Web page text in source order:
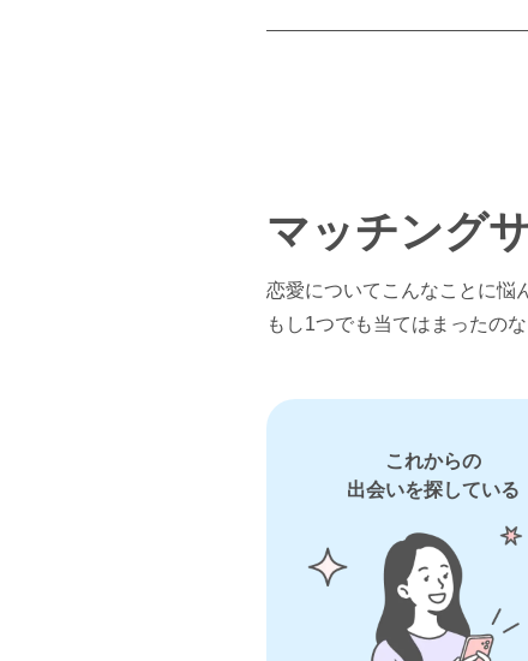
マッチング
恋愛についてこんなことに悩
もし1つでも当てはまったの
これからの
出会いを探している